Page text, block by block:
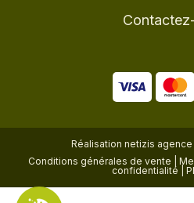
Réalisation netizis
Conditions générales de vente
confidentialité